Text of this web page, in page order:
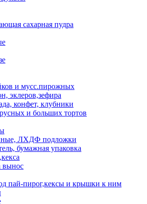
сахарная пудра
и мусс.пирожных
эклеров,зефира
конфет, клубники
и больших тортов
ЛХДФ подложки
бумажная упаковка
вынос
пай-пирог,кексы и крышки к ним